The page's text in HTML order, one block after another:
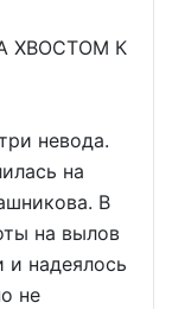
ХВОСТОМ К
невода.
на
В
на вылов
и надеялось
не